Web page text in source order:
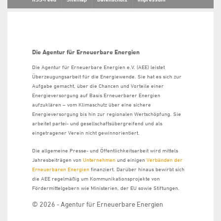
Die Agentur für Erneuerbare Energien
Die Agentur für Erneuerbare Energien e.V. (AEE) leistet
Überzeugungsarbeit für die Energiewende. Sie hat es sich zur
Aufgabe gemacht, über die Chancen und Vorteile einer
Energieversorgung auf Basis Erneuerbarer Energien
aufzuklären – vom Klimaschutz über eine sichere
Energieversorgung bis hin zur regionalen Wertschöpfung. Sie
arbeitet partei- und gesellschaftsübergreifend und als
eingetragener Verein nicht gewinnorientiert.
Die allgemeine Presse- und Öffentlichkeitsarbeit wird mittels
Jahresbeiträgen von Unternehmen und einigen Verbänden der
Erneuerbaren Energien finanziert. Darüber hinaus bewirbt sich
die AEE regelmäßig um Kommunikationsprojekte von
Fördermittelgebern wie Ministerien, der EU sowie Stiftungen.
© 2026 - Agentur für Erneuerbare Energien